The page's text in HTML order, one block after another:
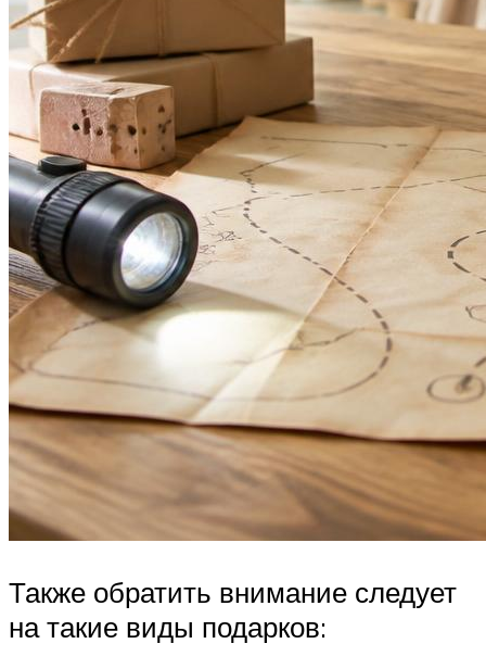
Также обратить внимание следует
на такие виды подарков: